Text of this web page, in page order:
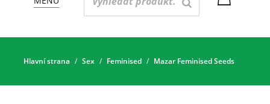
Hlavní strana Sex Feminised Mazar Feminised Seeds